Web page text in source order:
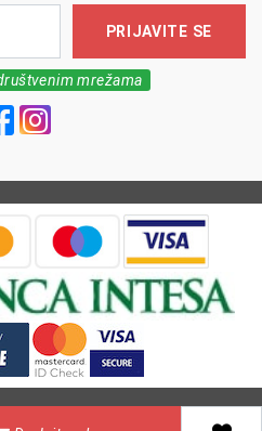
PRIJAVITE SE
mrežama